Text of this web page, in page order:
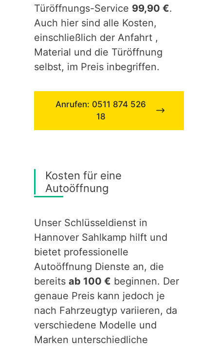
Türöffnungs-Service 99,90 €.
Auch hier sind alle Kosten,
einschließlich der Anfahrt ,
Material und die Türöffnung
selbst, im Preis inbegriffen.
Anrufen: 0511 874 526
18
Kosten für eine
Autoöffnung
Unser Schlüsseldienst in
Hannover Sahlkamp hilft und
bietet professionelle
Autoöffnung Dienste an, die
bereits ab 100 € beginnen. Der
genaue Preis kann jedoch je
nach Fahrzeugtyp variieren, da
verschiedene Modelle und
Marken unterschiedliche